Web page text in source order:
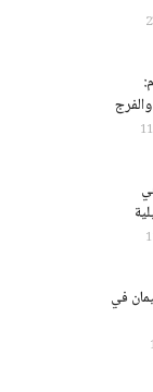
في